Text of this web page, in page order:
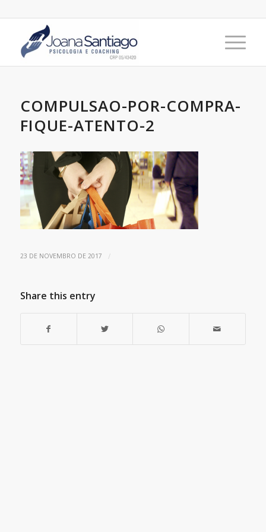
COMPULSAO-POR-COMPRA-
FIQUE-ATENTO-2
23 DE NOVEMBRO DE 2017 /
Share this entry